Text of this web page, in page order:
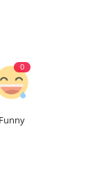
0
Funny